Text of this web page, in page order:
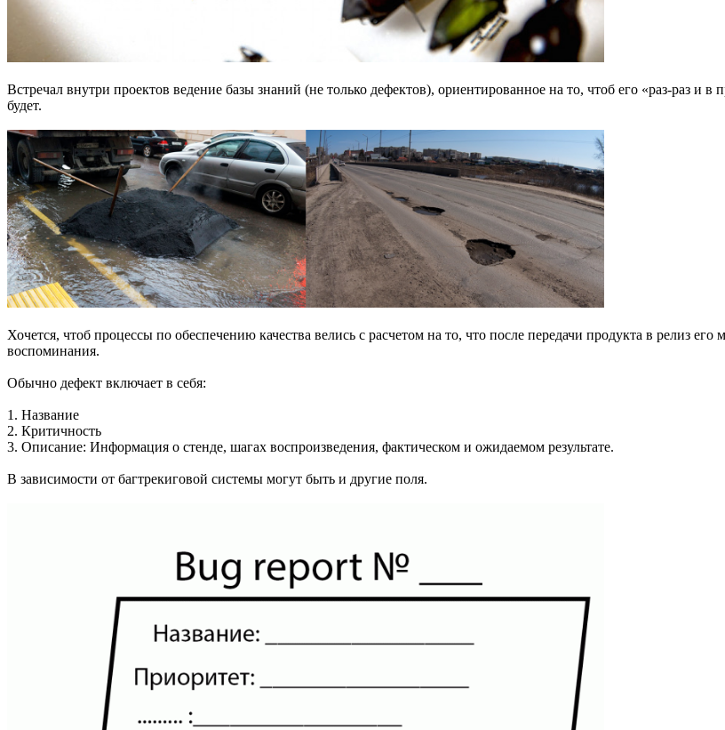
Встречал внутри проектов ведение базы знаний (не только дефектов), ориентированное на то, чтоб его «раз-раз и
будет.
Хочется, чтоб процессы по обеспечению качества велись с расчетом на то, что после передачи продукта в релиз
воспоминания.
Обычно дефект включает в себя:
1. Название
2. Критичность
3. Описание: Информация о стенде, шагах воспроизведения, фактическом и ожидаемом результате.
В зависимости от багтрекиговой системы могут быть и другие поля.